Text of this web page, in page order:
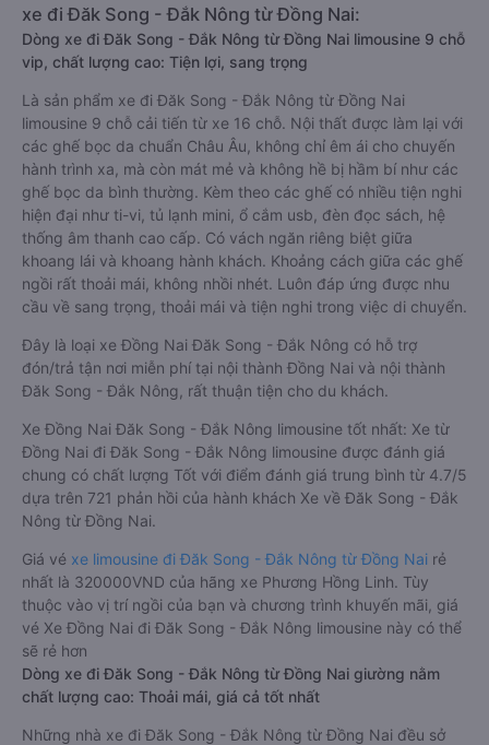
xe đi Đăk Song - Đắk Nông từ Đồng Nai:
Dòng xe đi Đăk Song - Đắk Nông từ Đồng Nai limousine 9 chỗ
vip, chất lượng cao: Tiện lợi, sang trọng
Là sản phẩm xe đi Đăk Song - Đắk Nông từ Đồng Nai
limousine 9 chỗ cải tiến từ xe 16 chỗ. Nội thất được làm lại với
các ghế bọc da chuẩn Châu Âu, không chỉ êm ái cho chuyến
hành trình xa, mà còn mát mẻ và không hề bị hầm bí như các
ghế bọc da bình thường. Kèm theo các ghế có nhiều tiện nghi
hiện đại như ti-vi, tủ lạnh mini, ổ cắm usb, đèn đọc sách, hệ
thống âm thanh cao cấp. Có vách ngăn riêng biệt giữa
khoang lái và khoang hành khách. Khoảng cách giữa các ghế
ngồi rất thoải mái, không nhồi nhét. Luôn đáp ứng được nhu
cầu về sang trọng, thoải mái và tiện nghi trong việc di chuyển.
Đây là loại xe Đồng Nai Đăk Song - Đắk Nông có hỗ trợ
đón/trả tận nơi miễn phí tại nội thành Đồng Nai và nội thành
Đăk Song - Đắk Nông, rất thuận tiện cho du khách.
Xe Đồng Nai Đăk Song - Đắk Nông limousine tốt nhất: Xe từ
Đồng Nai đi Đăk Song - Đắk Nông limousine được đánh giá
chung có chất lượng Tốt với điểm đánh giá trung bình từ 4.7/5
dựa trên 721 phản hồi của hành khách Xe về Đăk Song - Đắk
Nông từ Đồng Nai.
Giá vé xe limousine đi Đăk Song - Đắk Nông từ Đồng Nai rẻ
nhất là 320000VND của hãng xe Phương Hồng Linh. Tùy
thuộc vào vị trí ngồi của bạn và chương trình khuyến mãi, giá
vé Xe Đồng Nai đi Đăk Song - Đắk Nông limousine này có thể
sẽ rẻ hơn
Dòng xe đi Đăk Song - Đắk Nông từ Đồng Nai giường nằm
chất lượng cao: Thoải mái, giá cả tốt nhất
Những nhà xe đi Đăk Song - Đắk Nông từ Đồng Nai đều sở